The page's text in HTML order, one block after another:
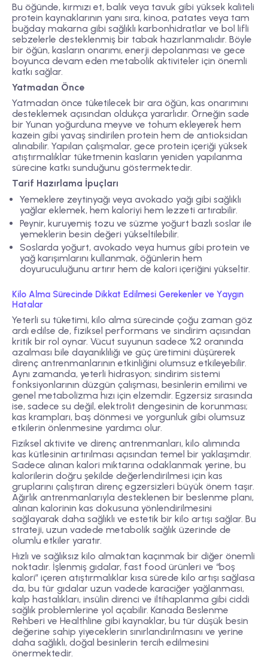
Bu öğünde, kırmızı et, balık veya tavuk gibi yüksek kaliteli
protein kaynaklarının yanı sıra, kinoa, patates veya tam
buğday makarna gibi sağlıklı karbonhidratlar ve bol lifli
sebzelerle desteklenmiş bir tabak hazırlanmalıdır. Böyle
bir öğün, kasların onarımı, enerji depolanması ve gece
boyunca devam eden metabolik aktiviteler için önemli
katkı sağlar.
Yatmadan Önce
Yatmadan önce tüketilecek bir ara öğün, kas onarımını
desteklemek açısından oldukça yararlıdır. Örneğin sade
bir Yunan yoğurduna meyve ve tohum ekleyerek hem
kazein gibi yavaş sindirilen protein hem de antioksidan
alınabilir. Yapılan çalışmalar, gece protein içeriği yüksek
atıştırmalıklar tüketmenin kasların yeniden yapılanma
sürecine katkı sunduğunu göstermektedir.
Tarif Hazırlama İpuçları
Yemeklere zeytinyağı veya avokado yağı gibi sağlıklı
yağlar eklemek, hem kaloriyi hem lezzeti artırabilir.
Peynir, kuruyemiş tozu ve süzme yoğurt bazlı soslar ile
yemeklerin besin değeri yükseltilebilir.
Soslarda yoğurt, avokado veya humus gibi protein ve
yağ karışımlarını kullanmak, öğünlerin hem
doyuruculuğunu artırır hem de kalori içeriğini yükseltir.
Kilo Alma Sürecinde Dikkat Edilmesi Gerekenler ve Yaygın
Hatalar
Yeterli su tüketimi, kilo alma sürecinde çoğu zaman göz
ardı edilse de, fiziksel performans ve sindirim açısından
kritik bir rol oynar. Vücut suyunun sadece %2 oranında
azalması bile dayanıklılığı ve güç üretimini düşürerek
direnç antrenmanlarının etkinliğini olumsuz etkileyebilir.
Aynı zamanda, yeterli hidrasyon; sindirim sistemi
fonksiyonlarının düzgün çalışması, besinlerin emilimi ve
genel metabolizma hızı için elzemdir. Egzersiz sırasında
ise, sadece su değil, elektrolit dengesinin de korunması;
kas krampları, baş dönmesi ve yorgunluk gibi olumsuz
etkilerin önlenmesine yardımcı olur.
Fiziksel aktivite ve direnç antrenmanları, kilo alımında
kas kütlesinin artırılması açısından temel bir yaklaşımdır.
Sadece alınan kalori miktarına odaklanmak yerine, bu
kalorilerin doğru şekilde değerlendirilmesi için kas
gruplarını çalıştıran direnç egzersizleri büyük önem taşır.
Ağırlık antrenmanlarıyla desteklenen bir beslenme planı,
alınan kalorinin kas dokusuna yönlendirilmesini
sağlayarak daha sağlıklı ve estetik bir kilo artışı sağlar. Bu
strateji, uzun vadede metabolik sağlık üzerinde de
olumlu etkiler yaratır.
Hızlı ve sağlıksız kilo almaktan kaçınmak bir diğer önemli
noktadır. İşlenmiş gıdalar, fast food ürünleri ve “boş
kalori” içeren atıştırmalıklar kısa sürede kilo artışı sağlasa
da, bu tür gıdalar uzun vadede karaciğer yağlanması,
kalp hastalıkları, insülin direnci ve iltihaplanma gibi ciddi
sağlık problemlerine yol açabilir. Kanada Beslenme
Rehberi ve Healthline gibi kaynaklar, bu tür düşük besin
değerine sahip yiyeceklerin sınırlandırılmasını ve yerine
daha sağlıklı, doğal besinlerin tercih edilmesini
önermektedir.